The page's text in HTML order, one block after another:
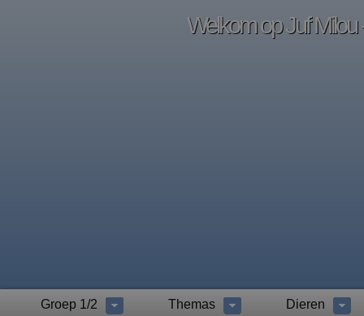
Welkom op Juf Milou
Groep 1/2 Themas Dieren